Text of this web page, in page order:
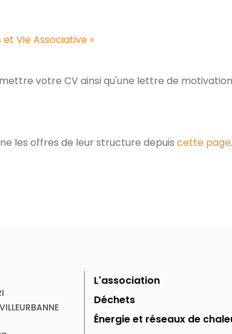
Vie Associative »
votre CV ainsi qu'une lettre de
les offres de leur structure depuis cette page.
L'association
Déchets
Énergie et réseaux de